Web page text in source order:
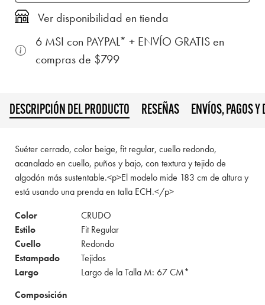
Ver disponibilidad en tienda
6 MSI con PAYPAL* + ENVÍO GRATIS en
compras de $799
DESCRIPCIÓN DEL PRODUCTO RESEÑAS ENVÍOS, PAGOS Y
Suéter cerrado, color beige, fit regular, cuello redondo,
acanalado en cuello, puños y bajo, con textura y tejido de
algodón más sustentable.<p>El modelo mide 183 cm de altura y
está usando una prenda en talla ECH.</p>
Color
CRUDO
Estilo
Fit Regular
Cuello
Redondo
Estampado
Tejidos
Largo
Largo de la Talla M: 67 CM*
Composición